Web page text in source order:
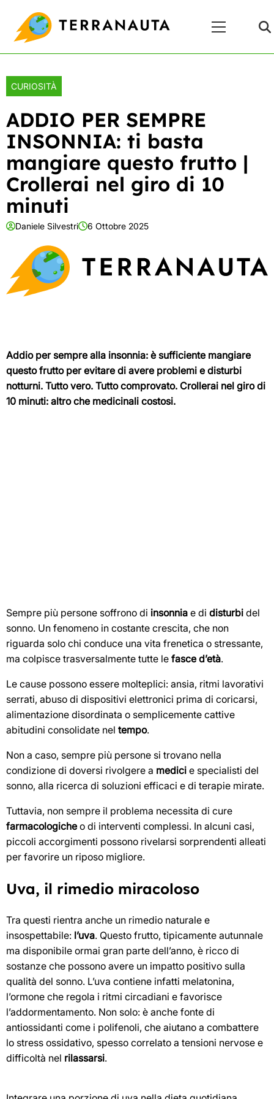
content
Principale
CURIOSITÀ
ADDIO PER SEMPRE
INSONNIA: ti basta
mangiare questo frutto |
Crollerai nel giro di 10
minuti
Daniele Silvestri 6 Ottobre 2025
Addio per sempre alla insonnia: è sufficiente mangiare
questo frutto per evitare di avere problemi e disturbi
notturni. Tutto vero. Tutto comprovato. Crollerai nel giro di
10 minuti: altro che medicinali costosi.
Sempre più persone soffrono di insonnia e di disturbi del
sonno. Un fenomeno in costante crescita, che non
riguarda solo chi conduce una vita frenetica o stressante,
ma colpisce trasversalmente tutte le fasce d’età.
Le cause possono essere molteplici: ansia, ritmi lavorativi
serrati, abuso di dispositivi elettronici prima di coricarsi,
alimentazione disordinata o semplicemente cattive
abitudini consolidate nel tempo.
Non a caso, sempre più persone si trovano nella
condizione di doversi rivolgere a medici e specialisti del
sonno, alla ricerca di soluzioni efficaci e di terapie mirate.
Tuttavia, non sempre il problema necessita di cure
farmacologiche o di interventi complessi. In alcuni casi,
piccoli accorgimenti possono rivelarsi sorprendenti alleati
per favorire un riposo migliore.
Uva, il rimedio miracoloso
Tra questi rientra anche un rimedio naturale e
insospettabile: l’uva. Questo frutto, tipicamente autunnale
ma disponibile ormai gran parte dell’anno, è ricco di
sostanze che possono avere un impatto positivo sulla
qualità del sonno. L’uva contiene infatti melatonina,
l’ormone che regola i ritmi circadiani e favorisce
l’addormentamento. Non solo: è anche fonte di
antiossidanti come i polifenoli, che aiutano a combattere
lo stress ossidativo, spesso correlato a tensioni nervose e
difficoltà nel rilassarsi.